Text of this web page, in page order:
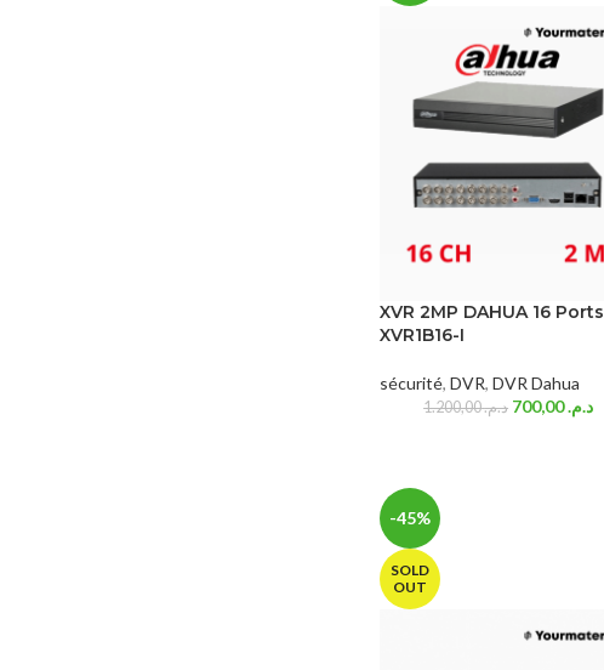
XVR 2MP DAHUA 16 Ports
XVR1B16-I
sécurité, DVR, DVR Dahua
د.م.1.200,00 د.م.700,00
-45%
SOLD
OUT